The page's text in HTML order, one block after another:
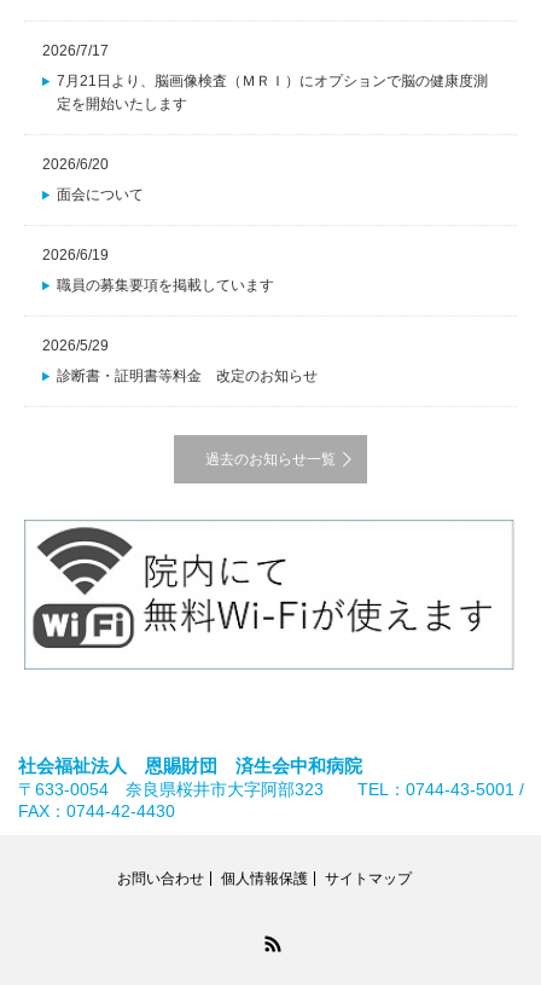
2026/7/17
7月21日より、脳画像検査（ＭＲＩ）にオプションで脳の健康度測
定を開始いたします
2026/6/20
面会について
2026/6/19
職員の募集要項を掲載しています
2026/5/29
診断書・証明書等料金 改定のお知らせ
過去のお知らせ一覧
社会福祉法人 恩賜財団 済生会中和病院
〒633-0054 奈良県桜井市大字阿部323 TEL：0744-43-5001 /
FAX：0744-42-4430
お問い合わせ 個人情報保護 サイトマップ